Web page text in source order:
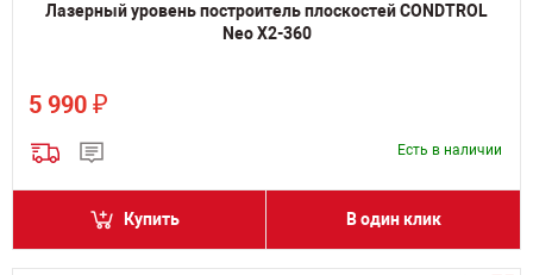
Лазерный уровень построитель плоскостей CONDTROL
Neo X2-360
5 990 ₽
Есть в наличии
Купить В один клик